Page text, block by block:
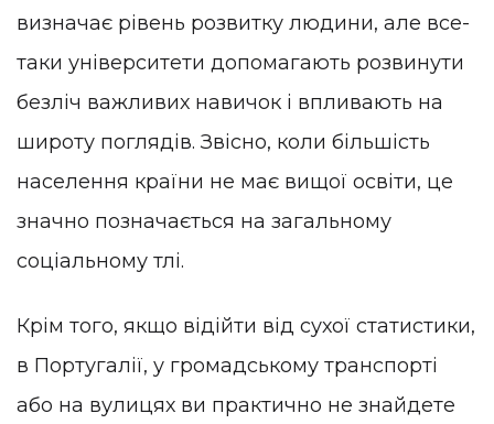
визначає рівень розвитку людини, але все-
таки університети допомагають розвинути
безліч важливих навичок і впливають на
широту поглядів. Звісно, коли більшість
населення країни не має вищої освіти, це
значно позначається на загальному
соціальному тлі.
Крім того, якщо відійти від сухої статистики,
в Португалії, у громадському транспорті
або на вулицях ви практично не знайдете